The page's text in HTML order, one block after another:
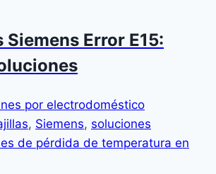
Error E15:
por electrodoméstico
, Siemens, soluciones